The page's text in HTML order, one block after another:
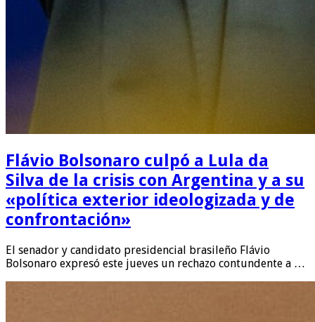
Flávio Bolsonaro culpó a Lula da
Silva de la crisis con Argentina y a su
«política exterior ideologizada y de
confrontación»
El senador y candidato presidencial brasileño Flávio
Bolsonaro expresó este jueves un rechazo contundente a …